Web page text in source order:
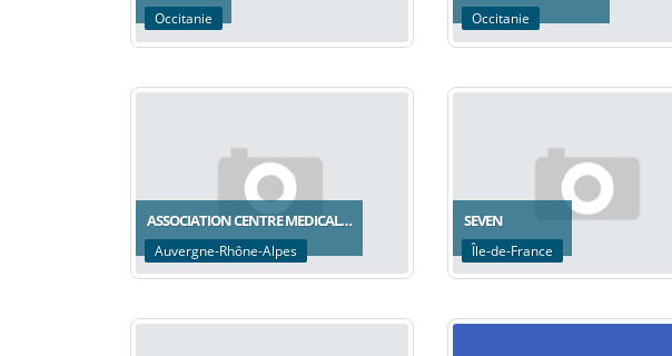
Occitanie Occitanie
ASSOCIATION CENTRE MEDICAL…
Auvergne-Rhône-Alpes
SEVEN
Île-de-France